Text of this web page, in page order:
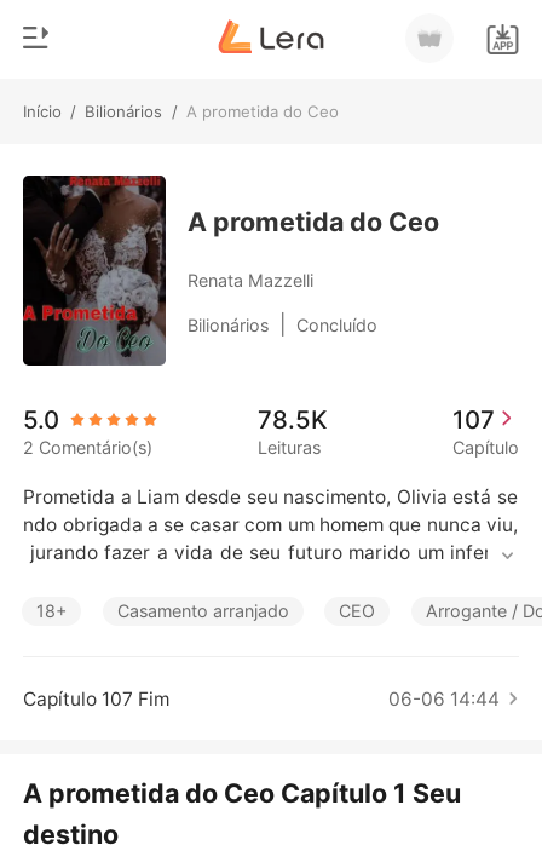
Início / Bilionários / A prometida do Ceo
Loja
Histórico
Sair
Baixar App
Gênero
Moderno
Lobisomem
Contos
Bilionários
Contos Curtos
A prometida do Ceo
Renata Mazzelli
Bilionários Concluído
5.0
2 Comentário(s)
78.5K
Leituras
107
Capítulo
Prometida a Liam desde seu nascimento, Olivia está se
ndo obrigada a se casar com um homem que nunca viu,
jurando fazer a vida de seu futuro marido um inferno,
homem com sua fama, Liam não deseja esse casament
sua família e se casar com a adorável Olivia.
18+ Casamento arranjado CEO Arrogante /
Capítulo 107 Fim 06-06 14:44
A prometida do Ceo Capítulo 1 Seu
destino